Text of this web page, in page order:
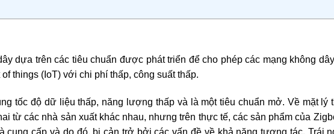
dựa trên các tiêu chuẩn được phát triển để cho phép các mạng không
things (IoT) với chi phí thấp, công suất thấp.
tốc độ dữ liệu thấp, năng lượng thấp và là một tiêu chuẩn mở. Về mặt lý
từ các nhà sản xuất khác nhau, nhưng trên thực tế, các sản phẩm của
cung cấp và do đó, bị cản trở bởi các vấn đề về khả năng tương tác. Trái